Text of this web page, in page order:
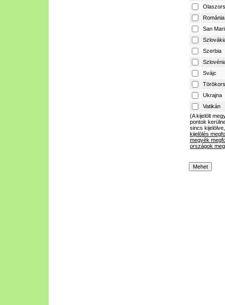
Románia
San
Szerbia
Svájc
Ukrajna
Vatikán
(A kijelölt
pontok
sincs
kijelölés
megyék
országok